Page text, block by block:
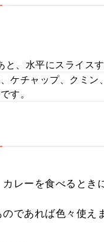
、水平にスライスす
ケチャップ、クミ
す。
レーを食べるとき
であれば色々使え